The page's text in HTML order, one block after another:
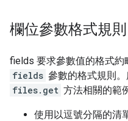
欄位參數格式規則
fields 要求參數值的格式約
fields 參數的格式規則
files.get 方法相關的範
使用以逗號分隔的清